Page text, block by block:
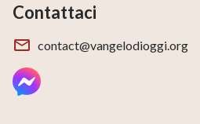
Contattaci
contact@vangelodioggi.org